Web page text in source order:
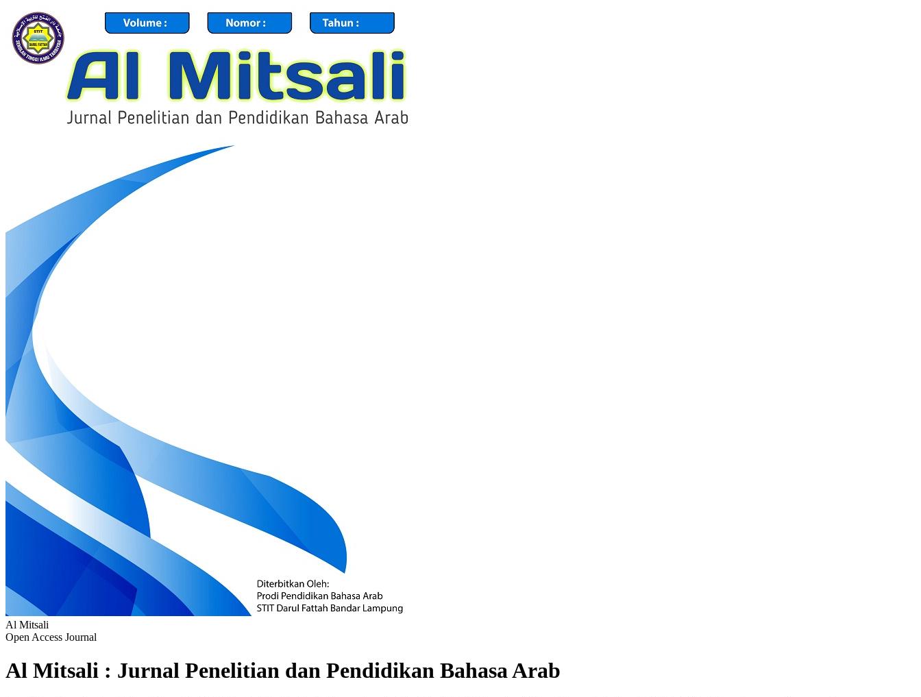
Al Mitsali
Open Access Journal
Al Mitsali : Jurnal Penelitian dan Pendidikan Bahasa Arab